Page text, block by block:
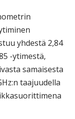
yhdestä 2,84
-ytimestä,
samaisesta
taajuudella